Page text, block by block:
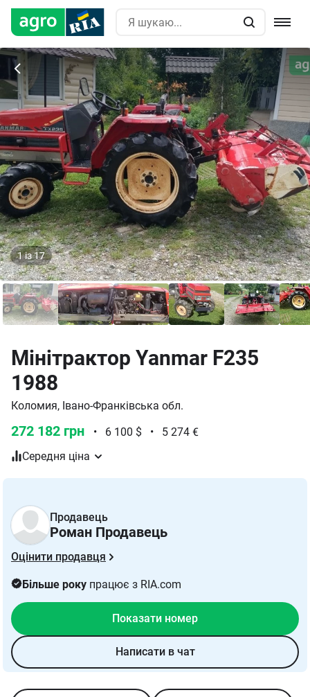
1із17
Мінітрактор Yanmar F235
1988
Коломия, Івано-Франківська обл.
272 182 грн • 6 100 $ •
5 274 €
Середня ціна
Продавець
Роман Продавець
Оцінити продавця
Більше року працює з RIA.com
Показати номер
Написати в чат